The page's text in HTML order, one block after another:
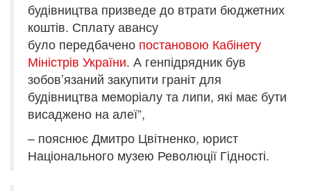
будівництва призведе до втрати бюджетних
коштів. Сплату авансу
було передбачено постановою Кабінету
Міністрів України. А генпідрядник був
зобов’язаний закупити граніт для
будівництва меморіалу та липи, які має бути
висаджено на алеї”,
– пояснює Дмитро Цвітненко, юрист
Національного музею Революції Гідності.